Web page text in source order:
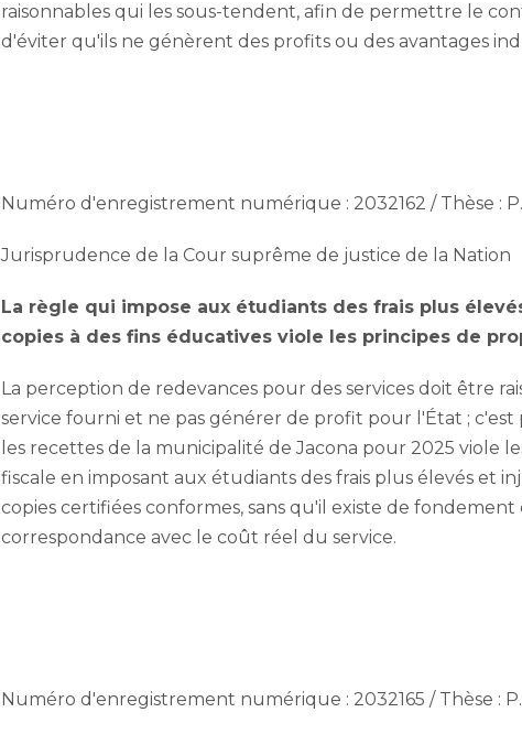
raisonnables qui les sous-tendent, afin de permettre le
d'éviter qu'ils ne génèrent des profits ou des avantages
Numéro d'enregistrement numérique : 2032162 / Thèse :
Jurisprudence de la Cour suprême de justice de la Nation
La règle qui impose aux étudiants des frais plus
copies à des fins éducatives viole les principes de
La perception de redevances pour des services doit être
service fourni et ne pas générer de profit pour l'État ;
les recettes de la municipalité de Jacona pour 2025 viole
fiscale en imposant aux étudiants des frais plus élevés et
copies certifiées conformes, sans qu'il existe de
correspondance avec le coût réel du service.
Numéro d'enregistrement numérique : 2032165 / Thèse :